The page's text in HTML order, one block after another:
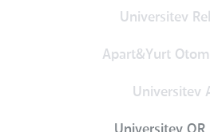
Universitev
Apart&Yurt
Universitev